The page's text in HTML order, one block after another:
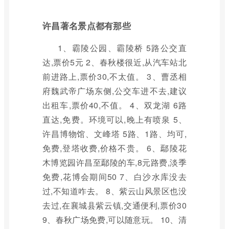
许昌著名景点都有那些
1、霸陵公园、霸陵桥 5路公交直
达,票价5元 2、春秋楼很近,从汽车站北
前进路上,票价30,不太值。 3、曹丞相
府魏武帝广场东侧,公交车进不去,建议
出租车,票价40,不值。 4、双龙湖 6路
直达,免费。环境可以,晚上有喷泉 5、
许昌博物馆、文峰塔 5路、1路、均可,
免费,登塔收费,价格不贵。 6、鄢陵花
木博览园许昌至鄢陵的车,8元路费,淡季
免费,花博会期间50 7、白沙水库没去
过,不知道咋去。 8、紫云山风景区也没
去过,在襄城县紫云镇,交通便利,票价30
9、春秋广场免费,可以随意玩。 10、清